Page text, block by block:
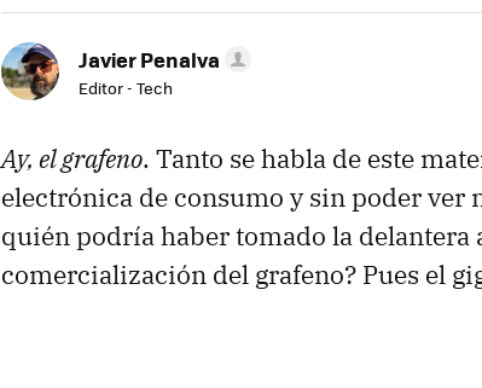
Javier Penalva
Editor - Tech
Ay, el grafeno. Tanto se habla de este
electrónica de consumo y sin poder ver
quién podría haber tomado la delantera
comercialización del grafeno? Pues el